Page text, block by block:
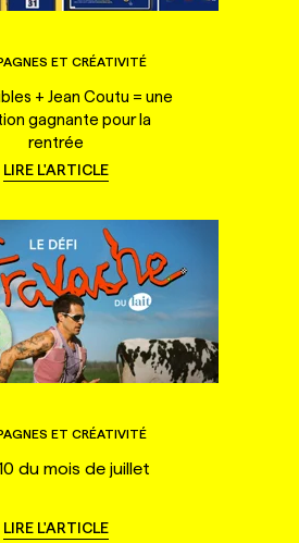
ET CRÉATIVITÉ
+ Jean Coutu = une
gagnante pour la
rentrée
LIRE L'ARTICLE
ET CRÉATIVITÉ
du mois de juillet
LIRE L'ARTICLE